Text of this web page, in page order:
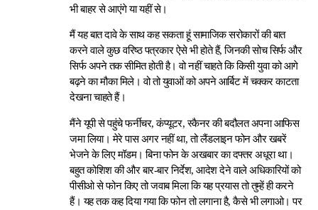
भी बाहर से आएंगे या यहीं से।
मैं यह बात दावे के साथ कह सकता हूं सामाजिक सरोकारों की बात
करने वाले कुछ वरिष्ठ पत्रकार ऐसे भी होते हैं, जिनकी सोच सिर्फ और
सिर्फ अपने तक सीमित होती है। वो नहीं चाहते कि किसी युवा को आगे
बढ़ने का मौका मिले। वो तो युवाओं को अपने आर्बिट में चक्कर काटता
देखना चाहते हैं।
मैंने यूपी से पहुंचे फर्नीचर, कंप्यूटर, स्कैनर की बदौलत अपना आफिस
जमा लिया। मेरे पास अगर नहीं था, तो लैंडलाइन फोन और खबरें
भेजने के लिए मॉडम। बिना फोन के अखबार का दफ्तर अधूरा था।
बहुत कोशिश की और बार-बार निर्देश, आदेश देने वाले अधिकारियों को
पीसीओ से फोन किए तो जवाब मिला कि यह प्रयास तो तुम्हें ही करने
हैं। यह तक कह दिया गया कि फोन तो लगाना है, कैसे भी लगाओ। पर